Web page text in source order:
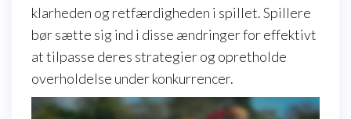
klarheden og retfærdigheden i spillet. Spillere
bør sætte sig ind i disse ændringer for effektivt
at tilpasse deres strategier og opretholde
overholdelse under konkurrencer.